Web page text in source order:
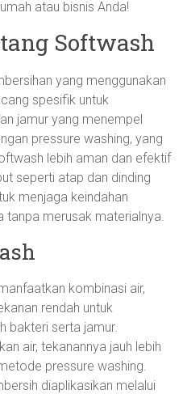
atau bisnis Anda!
Softwash
yang menggunakan
spesifik untuk
jamur yang menempel
pressure washing, yang
lebih aman dan efektif
seperti atap dan dinding
menjaga keindahan
tanpa merusak materialnya.
kombinasi air,
rendah untuk
bakteri serta jamur.
air, tekanannya jauh lebih
pressure washing.
diaplikasikan melalui